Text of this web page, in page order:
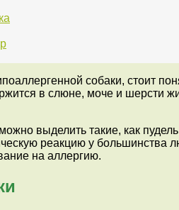
собаки, стоит
в слюне, моче и шерсти
выделить такие, как
реакцию у большинства
на аллергию.